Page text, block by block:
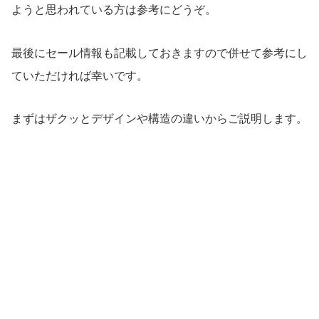
ようと思われている方は参考にどうぞ。
最後にセール情報も記載しておきますので併せて参考にし
ていただければ幸いです。
まずはザクッとデザインや構造の違いからご説明します。